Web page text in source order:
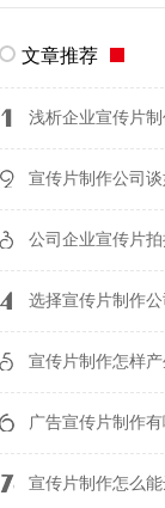
文章推荐
浅析企业宣传片
宣传片制作公司
公司企业宣传片
选择宣传片制作公
宣传片制作怎样产
广告宣传片制作
宣传片制作怎么